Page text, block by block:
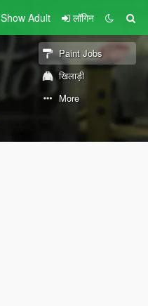
Show Adult लॉगिन
Paint Jobs
खिलाड़ी
More